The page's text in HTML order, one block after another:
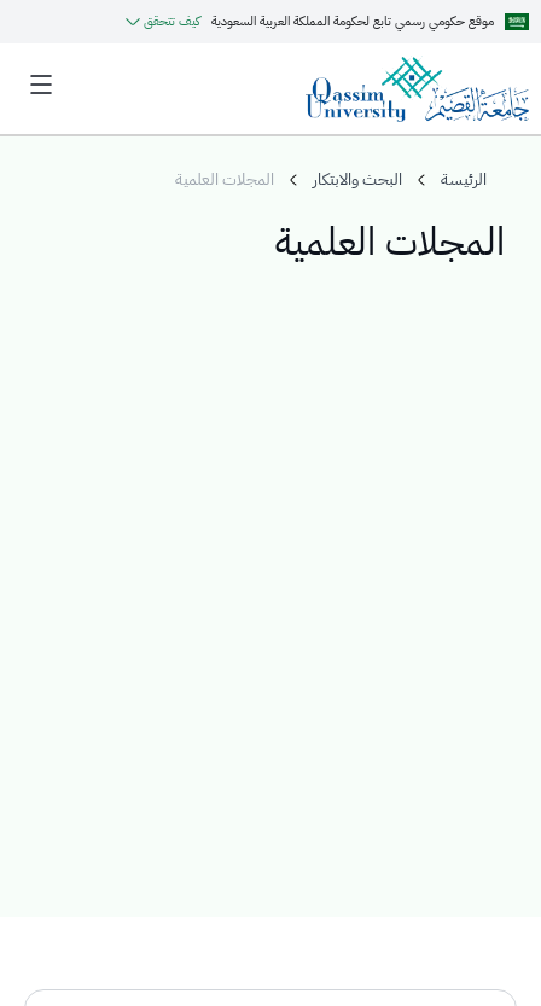
موقع حكومي رسمي تابع لحكومة المملكة العربية السعودية كيف تتحقق
الرئيسة البحث والابتكار المجلات العلمية
المجلات العلمية